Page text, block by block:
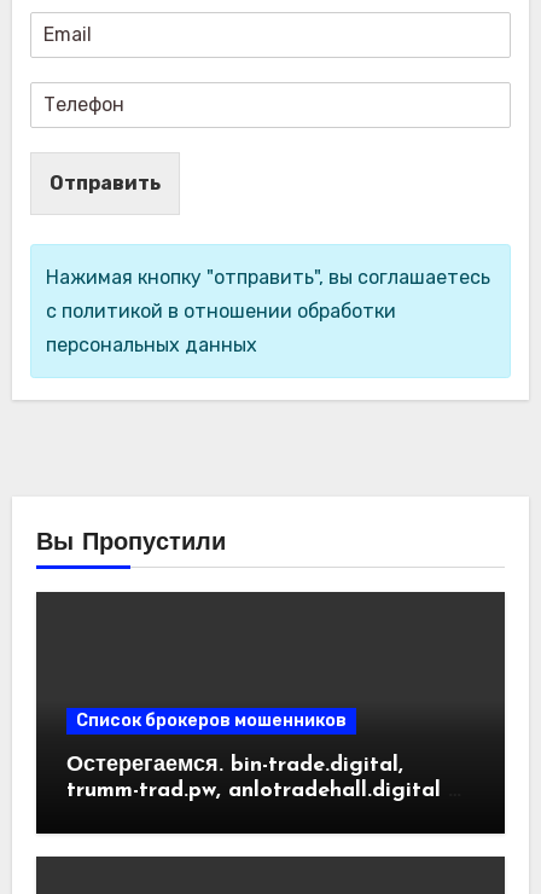
Отправить
Нажимая кнопку "отправить", вы соглашаетесь
с политикой в отношении обработки
персональных данных
Вы Пропустили
Список брокеров мошенников
Остерегаемся. bin-trade.digital,
trumm-trad.pw, anlotradehall.digital —
криптобирж. Как вернуть деньги.